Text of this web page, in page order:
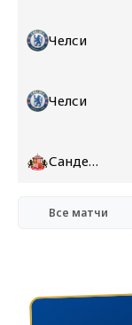
Челси
Челси
Сандерленд
Все матчи